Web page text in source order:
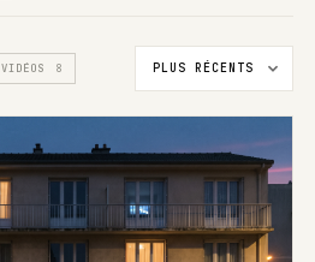
VIDÉOS 8